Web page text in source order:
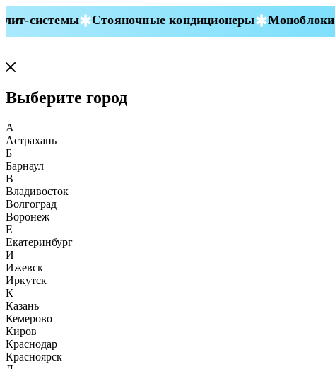
системы Стояночные кондиционеры Моноблоки
Выберите город
А
Астрахань
Б
Барнаул
В
Владивосток
Волгоград
Воронеж
Е
Екатеринбург
И
Ижевск
Иркутск
К
Казань
Кемерово
Киров
Краснодар
Красноярск